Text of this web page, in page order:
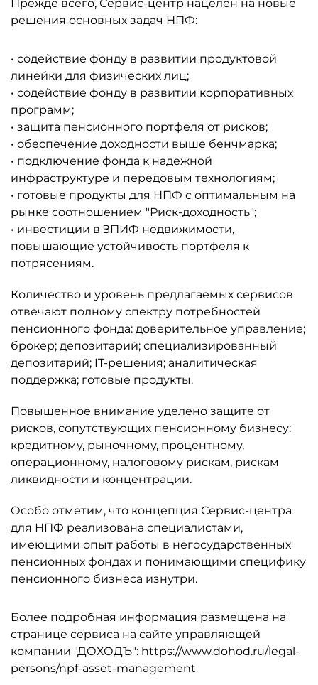
Прежде всего, Сервис-центр нацелен на новые
решения основных задач НПФ:
• содействие фонду в развитии продуктовой
линейки для физических лиц;
• содействие фонду в развитии корпоративных
программ;
• защита пенсионного портфеля от рисков;
• обеспечение доходности выше бенчмарка;
• подключение фонда к надежной
инфраструктуре и передовым технологиям;
• готовые продукты для НПФ с оптимальным на
рынке соотношением "Риск-доходность";
• инвестиции в ЗПИФ недвижимости,
повышающие устойчивость портфеля к
потрясениям.
Количество и уровень предлагаемых сервисов
отвечают полному спектру потребностей
пенсионного фонда: доверительное управление;
брокер; депозитарий; специализированный
депозитарий; IT-решения; аналитическая
поддержка; готовые продукты.
Повышенное внимание уделено защите от
рисков, сопутствующих пенсионному бизнесу:
кредитному, рыночному, процентному,
операционному, налоговому рискам, рискам
ликвидности и концентрации.
Особо отметим, что концепция Сервис-центра
для НПФ реализована специалистами,
имеющими опыт работы в негосударственных
пенсионных фондах и понимающими специфику
пенсионного бизнеса изнутри.
Более подробная информация размещена на
странице сервиса на сайте управляющей
компании "ДОХОДЪ": https://www.dohod.ru/legal-
persons/npf-asset-management